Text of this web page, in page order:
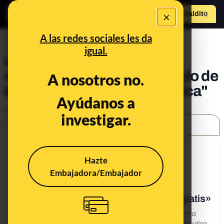
×
A las redes sociales les da
igual.
A nosotros no.
Ayúdanos a
investigar.
Hazte
Embajadora/Embajador
Hazte Maldito
Los inmigrantes no tienen
medicamentos gratis: el bulo de
la "Carta de una farmacéutica"
Aug 22, 2018, 6:58:47 AM
What's being said:
«Carta de una farmacéutica: los
inmigrantes tienen medicamentos gratis»
*Carta de una farmaceutica.* *[(ruego le déis la máxima